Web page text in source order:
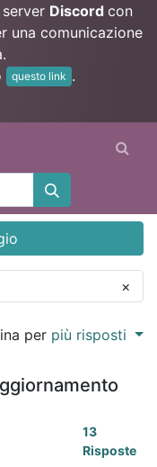
Discord con
una comunicazione
questo link .
×
per più risposti
13
Risposte